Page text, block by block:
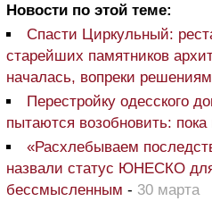
Новости по этой теме:
Спасти Циркульный:
старейших памятников
началась, вопреки
Перестройку одесского
пытаются возобновить: пока
«Расхлебываем
назвали статус ЮНЕСКО
бессмысленным - 30 марта